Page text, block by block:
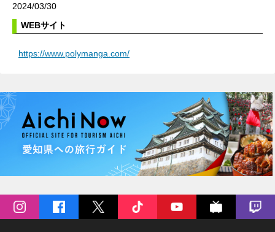
2024/03/30
WEBサイト
https://www.polymanga.com/